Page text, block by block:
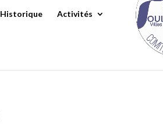
Historique Activités